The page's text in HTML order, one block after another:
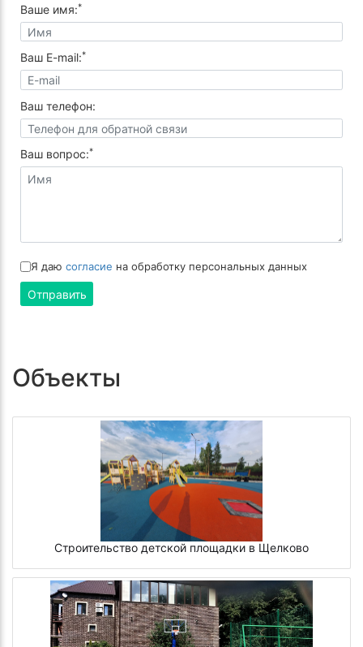
Ваше имя:*
Ваш E-mail:*
Ваш телефон:
Ваш вопрос:*
Я даю согласие на обработку персональных данных
Отправить
Объекты
Строительство детской площадки в Щелково